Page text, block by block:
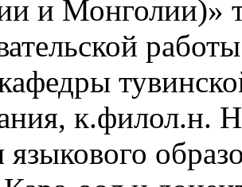
и Монголии)»
к.филол.н.